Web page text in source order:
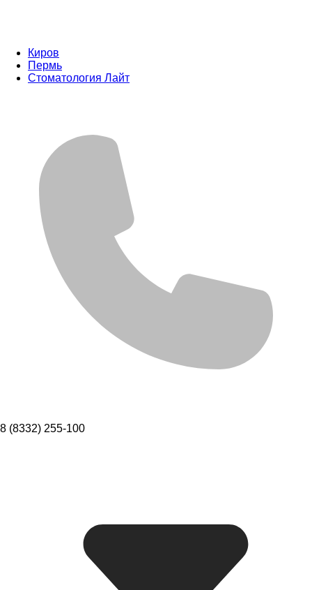
Киров
Пермь
Стоматология Лайт
8 (8332) 255-100